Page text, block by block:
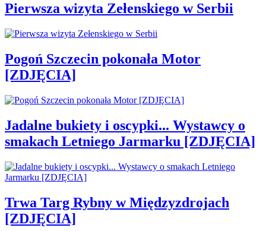
Pierwsza wizyta Zełenskiego w Serbii
Pogoń Szczecin pokonała Motor
[ZDJĘCIA]
Jadalne bukiety i oscypki... Wystawcy o
smakach Letniego Jarmarku [ZDJĘCIA]
Trwa Targ Rybny w Międzyzdrojach
[ZDJĘCIA]